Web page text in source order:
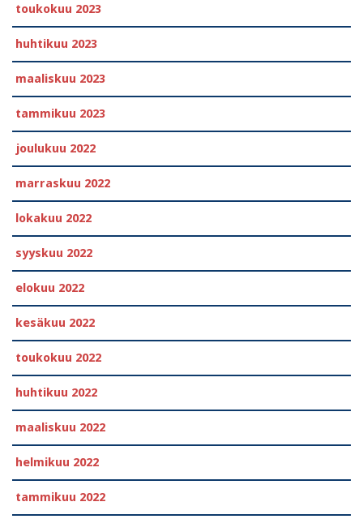
toukokuu 2023
huhtikuu 2023
maaliskuu 2023
tammikuu 2023
joulukuu 2022
marraskuu 2022
lokakuu 2022
syyskuu 2022
elokuu 2022
kesäkuu 2022
toukokuu 2022
huhtikuu 2022
maaliskuu 2022
helmikuu 2022
tammikuu 2022